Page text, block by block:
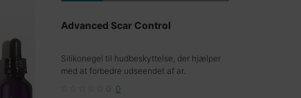
Advanced Scar Control
Silikonegel til hudbeskyttelse, der hjælper
med at forbedre udseendet af ar.
0